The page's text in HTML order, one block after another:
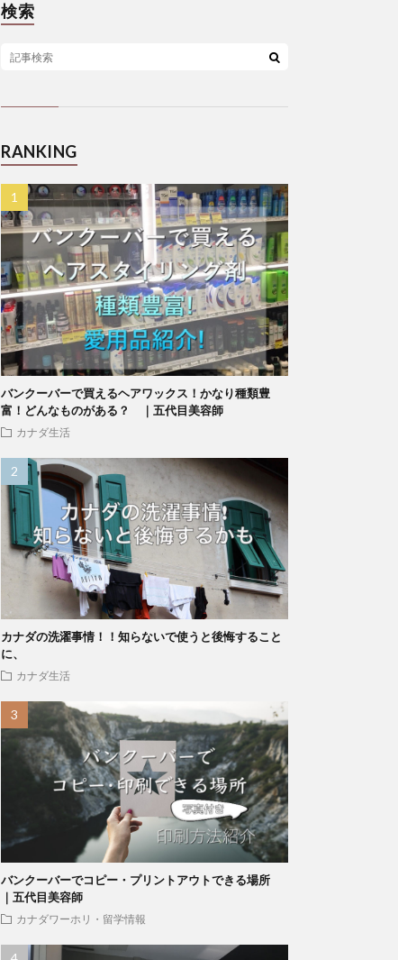
検索
RANKING
バンクーバーで買えるヘアワックス！かなり種類豊
富！どんなものがある？ ｜五代目美容師
カナダ生活
カナダの洗濯事情！！知らないで使うと後悔すること
に、
カナダ生活
バンクーバーでコピー・プリントアウトできる場所
｜五代目美容師
カナダワーホリ・留学情報